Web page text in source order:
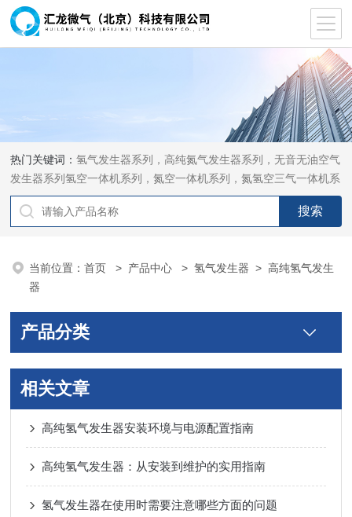
热门关键词：氢气发生器系列，高纯氮气发生器系列，无音无油空气
发生器系列氢空一体机系列，氮空一体机系列，氮氢空三气一体机系
列，气体净化器系列，代理日本DKK-TOA水质分析，水质检测仪
器，代理南韩SitekPH/离子计，DO计，电导计，多功能计，PH/DO/
当前位置：首页 > 产品中心 >氢气发生器 >高纯氢气发生
器
产品分类
相关文章
高纯氢气发生器安装环境与电源配置指南
高纯氢气发生器：从安装到维护的实用指南
氢气发生器在使用时需要注意哪些方面的问题